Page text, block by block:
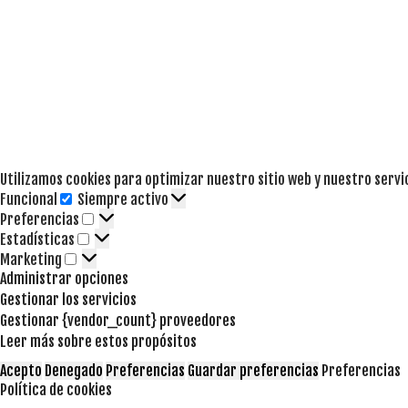
Utilizamos cookies para optimizar nuestro sitio web y nuestro
Funcional
Funcional
Siempre activo
Preferencias
Preferencias
Estadísticas Estadísticas
Marketing Marketing
Administrar opciones
Gestionar los servicios
Gestionar {vendor_count} proveedores
Leer más sobre estos propósitos
Acepto Denegado Preferencias Guardar preferencias Preferencias
Política de cookies